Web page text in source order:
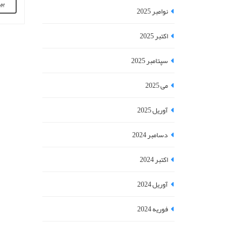
نوامبر 2025
اکتبر 2025
سپتامبر 2025
می 2025
آوریل 2025
دسامبر 2024
اکتبر 2024
آوریل 2024
فوریه 2024